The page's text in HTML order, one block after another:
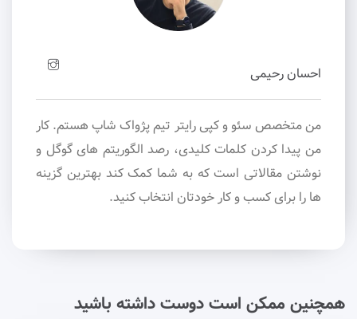
احسان رحیمی
من متخصص سئو و کپی رایتر تیم پژواک شاپ هستم. کار
من پیدا کردن کلمات کلیدی، رصد الگوریتم های گوگل و
نوشتن مقالاتی است که به شما کمک کند بهترین گزینه
ها را برای کسب و کار خودتان انتخاب کنید.
همچنین ممکن است دوست داشته باشید